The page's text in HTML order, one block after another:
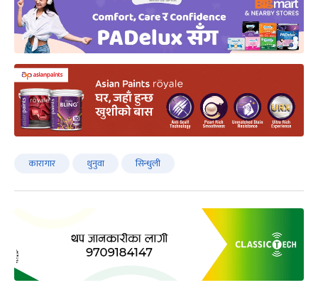
कारागार थुनुवा सिन्धुली